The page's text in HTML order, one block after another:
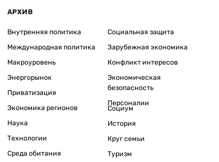
АРХИВ
Внутренняя политика
Международная политика
Макроуровень
Энергорынок
Приватизация
Экономика регионов
Социальная защита
Зарубежная экономика
Конфликт интересов
Экономическая
безопасность
Персоналии
Наука
Технологии
Среда обитания
Социум
История
Круг семьи
Туризм